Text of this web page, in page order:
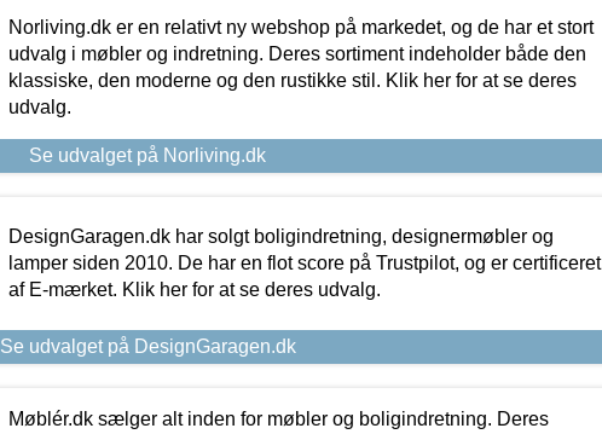
Norliving.dk er en relativt ny webshop på markedet, og de har et stort
udvalg i møbler og indretning. Deres sortiment indeholder både den
klassiske, den moderne og den rustikke stil. Klik her for at se deres
udvalg.
Se udvalget på Norliving.dk
DesignGaragen.dk har solgt boligindretning, designermøbler og
lamper siden 2010. De har en flot score på Trustpilot, og er certificeret
af E-mærket. Klik her for at se deres udvalg.
Se udvalget på DesignGaragen.dk
Møblér.dk sælger alt inden for møbler og boligindretning. Deres